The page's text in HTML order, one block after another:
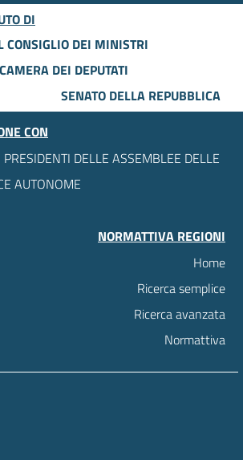
DI
CONSIGLIO DEI MINISTRI
CAMERA DEI DEPUTATI
SENATO DELLA REPUBBLICA
CON
DELLE ASSEMBLEE DELLE
AUTONOME
NORMATTIVA REGIONI
Home
Ricerca semplice
Ricerca avanzata
Normattiva